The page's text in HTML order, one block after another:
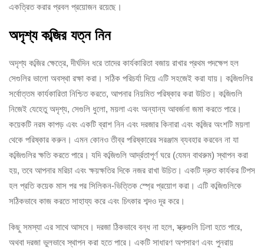
একত্রিত করার প্রবল প্রয়োজন রয়েছে।
অদৃশ্য কব্জির যত্ন নিন
অদৃশ্য কব্জির ক্ষেত্রে, দীর্ঘদিন ধরে তাদের কার্যকারিতা বজায় রাখার প্রথম পদক্ষেপ হল
সেগুলির ভালো অবস্থা রক্ষা করা। সঠিক পরিচর্যা দিয়ে এটি সহজেই করা যায়। কব্জিগুলির
সর্বোত্তম কার্যকারিতা নিশ্চিত করতে, আপনার নিয়মিত পরিষ্কার করা উচিত। কব্জিগুলি
নিজেই যেহেতু অদৃশ্য, সেগুলি ধুলো, ময়লা এবং অন্যান্য আবর্জনা জমা করতে পারে।
কয়েকটি নরম কাপড় এবং একটি ব্রাশ নিন এবং দরজার কিনারা এবং কব্জির অংশটি ময়লা
থেকে পরিষ্কার করুন। এমন কোনও তীব্র পরিষ্কারের সরঞ্জাম ব্যবহার করবেন না যা
কব্জিগুলির ক্ষতি করতে পারে। যদি কব্জিগুলি আর্দ্রতাপূর্ণ ঘরে (যেমন বাথরুম) স্থাপন করা
হয়, তবে আপনার মরিচা এবং ক্ষয়ক্ষতির দিকে নজর রাখা উচিত। একটি দ্রুত কার্যকর টিপস
হল প্রতি কয়েক মাস পর পর সিলিকন-ভিত্তিক স্প্রে প্রয়োগ করা। এটি কব্জিগুলিকে
সঠিকভাবে কাজ করতে সাহায্য করে এবং চিৎকার শব্দও দূর করে।
কিছু সমস্যা এর সাথে আসবে। দরজা ঠিকভাবে বন্ধ না হলে, স্ক্রুগুলি ঢিলা হতে পারে,
অথবা দরজা ভুলভাবে স্থাপন করা হতে পারে। একটি সাধারণ অপসারণ এবং পুনরায়